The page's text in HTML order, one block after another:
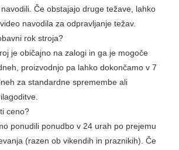
Če obstajajo druge težave, lahko
navodila za odpravljanje težav.
rok stroja?
je običajno na zalogi in ga je mogoče
proizvodnjo pa lahko dokončamo v 7
za standardne spremembe ali
ceno?
ponudili ponudbo v 24 urah po prejemu
(razen ob vikendih in praznikih). Če